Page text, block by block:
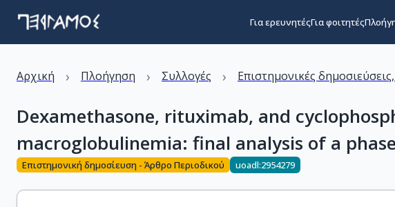
Για ερευνητέςΓια φοιτητές
Αρχική › Πλοήγηση › Συλλογές › Επιστημονικές
Dexamethasone, rituximab, and
macroglobulinemia: final analysis of a
Επιστημονική δημοσίευση - Άρθρο Περιοδικού uoadl:2954279